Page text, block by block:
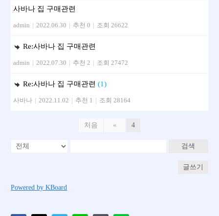
사바나 집 구매관련
admin | 2022.06.30 | 추천 0 | 조회 26622
Re:사바나 집 구매관련
admin | 2022.07.30 | 추천 2 | 조회 27472
Re:사바나 집 구매관련(1)
사바나 | 2022.11.02 | 추천 1 | 조회 28164
처음 « 4
검색
글쓰기
Powered by KBoard